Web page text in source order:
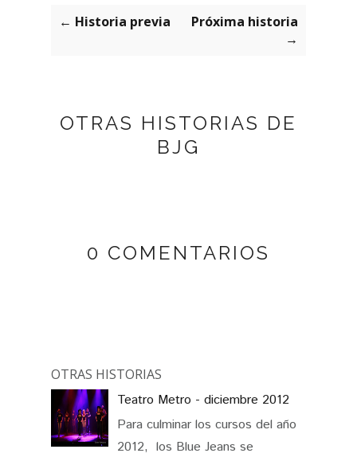
← Historia previa
Próxima historia
→
OTRAS HISTORIAS DE
BJG
0 COMENTARIOS
OTRAS HISTORIAS
Teatro Metro - diciembre 2012
Para culminar los cursos del año
2012, los Blue Jeans se